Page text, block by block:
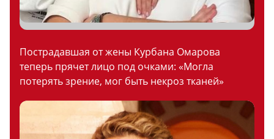
Пострадавшая от жены Курбана Омарова
теперь прячет лицо под очками: «Могла
потерять зрение, мог быть некроз тканей»